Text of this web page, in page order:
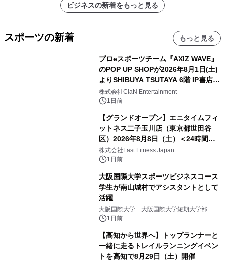
ビジネスの新着をもっと見る
スポーツの新着 もっと見る
プロeスポーツチーム『AXIZ WAVE』
のPOP UP SHOPが2026年8月1日(土)
よりSHIBUYA TSUTAYA 6階 IP書店で
開催決定！！
株式会社ClaN Entertainment
1日前
【グランドオープン】エニタイムフィ
ットネス二子玉川店（東京都世田谷
区）2026年8月8日（土）＜24時間年
中無休のフィットネスジム＞
株式会社Fast Fitness Japan
1日前
大阪国際大学スポーツビジネスコース
学生が南山城村でアシスタントとして
活躍
大阪国際大学 大阪国際大学短期大学部
1日前
【高知から世界へ】トップランナーと
一緒に走るトレイルランニングイベン
トを高知で8月29日（土）開催